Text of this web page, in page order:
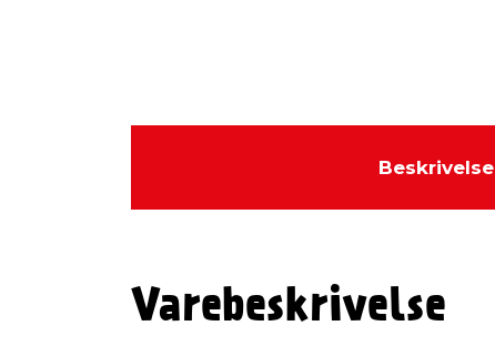
Beskrivelse
Varebeskrivelse